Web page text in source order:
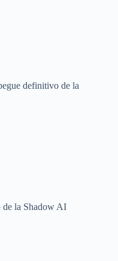
definitivo de la
de la Shadow AI